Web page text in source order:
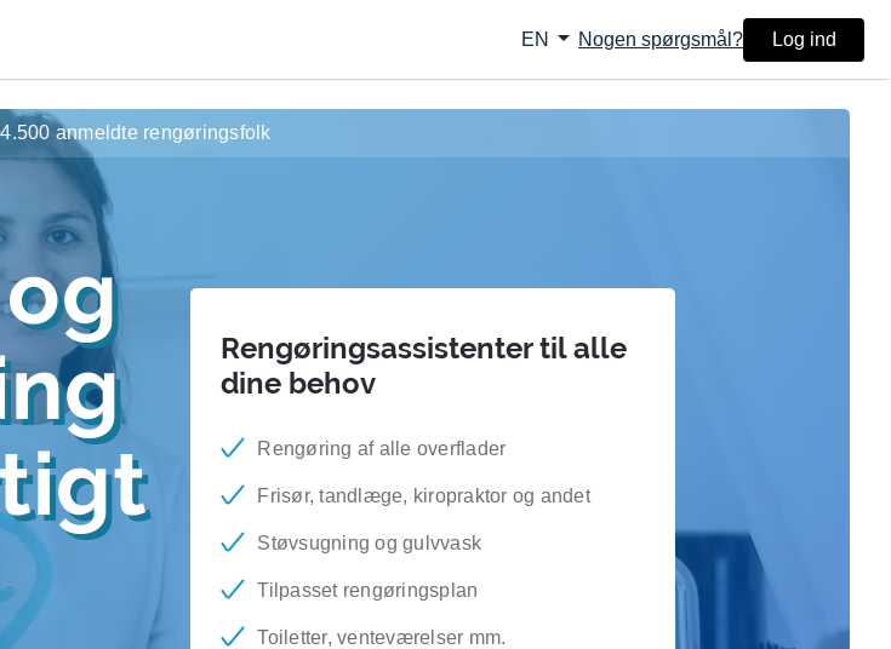
EN arrow_drop_down Nogen spørgsmål? Log ind
Rengøringsassistenter til alle
dine behov
Rengøring af alle overflader
Frisør, tandlæge, kiropraktor og andet
Støvsugning og gulvvask
Tilpasset rengøringsplan
Toiletter, venteværelser mm.
anmeldte rengøringsfolk